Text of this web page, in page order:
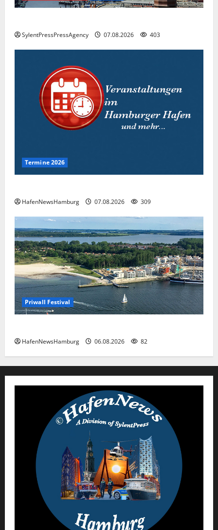
SylentPressPressAgency 07.08.2026 403
Termine 2026
HafenNewsHamburg 07.08.2026 309
Priwall Festival
HafenNewsHamburg 06.08.2026 82